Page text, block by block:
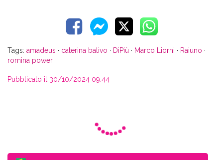
Tags: amadeus · caterina balivo · DiPiù · Marco Liorni · Raiuno ·
romina power
Pubblicato il 30/10/2024 09:44